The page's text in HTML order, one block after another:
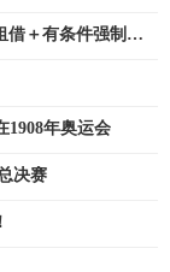
借＋有条件强制买
1908年奥运会
决赛